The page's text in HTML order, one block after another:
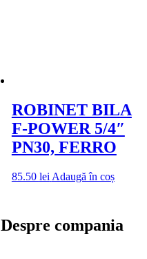
ROBINET BILA
F-POWER 5/4″
PN30, FERRO
85.50 lei Adaugă în coș
Despre compania